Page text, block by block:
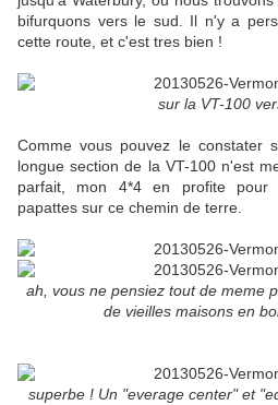
bifurquons vers le sud. Il n'y a
cette route, et c'est tres bien !
sur la VT-100
Comme vous pouvez le constater
longue section de la VT-100 n'est
parfait, mon 4*4 en profite pour
papattes sur ce chemin de terre.
ah, vous ne pensiez tout de meme
de vieilles maisons en
superbe ! Un "everage center" et